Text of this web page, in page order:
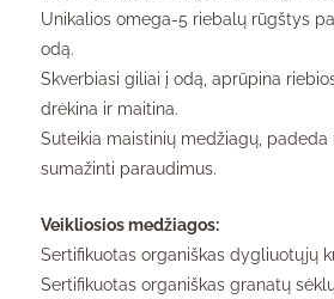
Unikalios omega-5 riebalų rūgštys
odą.
Skverbiasi giliai į odą, aprūpina
drėkina ir maitina.
Suteikia maistinių medžiagų,
sumažinti paraudimus.
Veikliosios medžiagos:
Sertifikuotas organiškas dygliuotųjų
Sertifikuotas organiškas granatų